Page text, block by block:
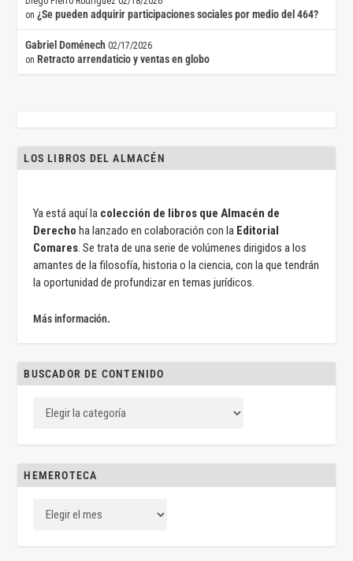
on¿Se pueden adquirir participaciones sociales por medio del 464?
Gabriel Doménech 02/17/2026
on Retracto arrendaticio y ventas en globo
LOS LIBROS DEL ALMACÉN
Ya está aquí la colección de libros que Almacén de
Derecho ha lanzado en colaboración con la Editorial
Comares. Se trata de una serie de volúmenes dirigidos a los
amantes de la filosofía, historia o la ciencia, con la que tendrán
la oportunidad de profundizar en temas jurídicos.
Más información.
BUSCADOR DE CONTENIDO
HEMEROTECA